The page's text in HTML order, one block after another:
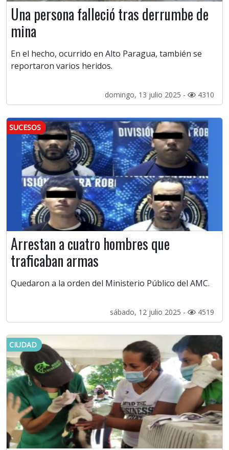
Una persona falleció tras derrumbe de
mina
En el hecho, ocurrido en Alto Paragua, también se
reportaron varios heridos.
domingo, 13 julio 2025 - 4310
SUCESOS
Arrestan a cuatro hombres que
traficaban armas
Quedaron a la orden del Ministerio Público del AMC.
sábado, 12 julio 2025 - 4519
CIUDAD